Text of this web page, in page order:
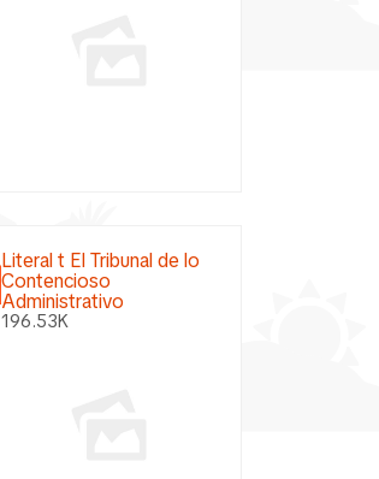
Literal t El Tribunal de lo
Contencioso
Administrativo
196.53K